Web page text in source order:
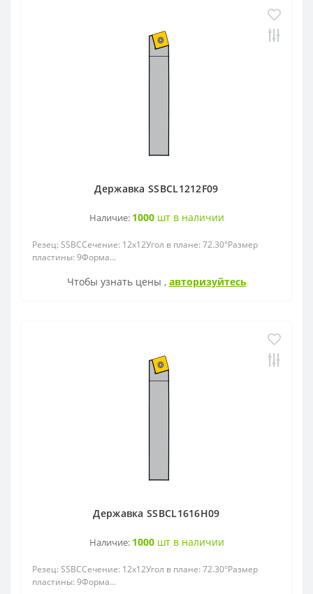
Державка SSBCL1212F09
Наличие: 1000шт в наличии
Резец: SSBCСечение: 12x12Угол в плане: 72.30°Размер
пластины: 9Форма...
Чтобы узнать цены , авторизуйтесь
Державка SSBCL1616H09
Наличие: 1000шт в наличии
Резец: SSBCСечение: 12x12Угол в плане: 72.30°Размер
пластины: 9Форма...